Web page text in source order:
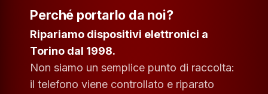
Perché portarlo da noi?
Ripariamo dispositivi elettronici a
Torino dal 1998.
Non siamo un semplice punto di raccolta:
il telefono viene controllato e riparato